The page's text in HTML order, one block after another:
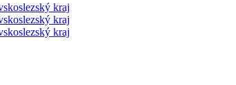
kraj
kraj
kraj